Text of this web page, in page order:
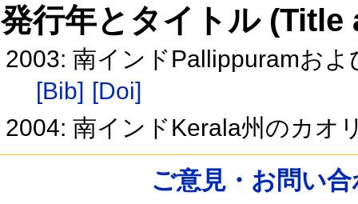
発行年とタイトル
2003: 南インドPallippuramお
[Bib] [Doi]
2004: 南インドKerala州のカオ
ご意見・お問い